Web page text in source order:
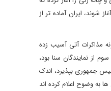
شوند، ایران آماده تر از
مذاکرات آتی آسیب زده
از نمایندگان سنا بود،
‌جمهوری بپذیرد، اندک
به وضوح اعلام کرده اند